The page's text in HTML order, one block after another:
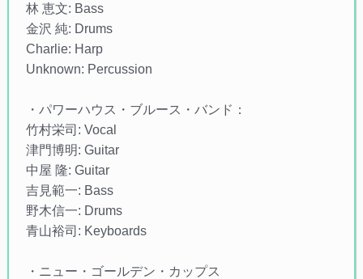
林 恵文: Bass
金沢 純: Drums
Charlie: Harp
Unknown: Percussion
・パワーハウス・ブルース・バンド：
竹村栄司: Vocal
津門博明: Guitar
中屋 隆: Guitar
吉見範一: Bass
野木信一: Drums
青山裕司: Keyboards
・ニュー・ゴールデン・カップス